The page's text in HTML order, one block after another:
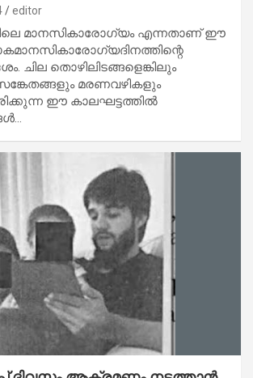
editor
മാനസികാരോഗ്യം എന്നതാണ് ഈ
ചില തൊഴിലിടങ്ങളെങ്കിലും
മരണവഴികളും
ഈ കാലഘട്ടത്തില്‍